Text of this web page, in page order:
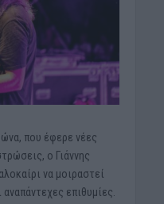
που έφερε νέες
ο Γιάννης
να μοιραστεί
επιθυμίες.